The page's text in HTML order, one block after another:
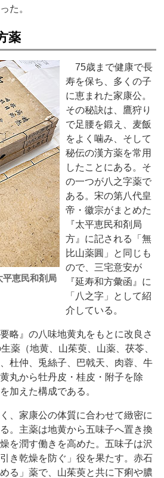
た。
薬
平恵民和剤局
75歳まで健康で長
寿を保ち、多くの子
に恵まれた家康公。
その秘訣は、鷹狩り
で足腰を鍛え、麦飯
をよく噛み、そして
秘伝の漢方薬を常用
したことにある。そ
の一つが八之字薬で
ある。宋の第八代皇
帝・徽宗がまとめた
『太平恵民和剤局
方』に記される「無
比山薬圓」と同じも
ので、三宅意安が
『延寿和方彙函』に
「八之字」として紹
介している。
略』の八味地黄丸をもとに改良さ
薬（地黄、山茱萸、山薬、茯苓、
杜仲、兎絲子、巴戟天、肉蓉、牛
丸から牡丹皮・桂皮・附子を除
加えた構成である。
、家康公の体質に合わせて緻密に
。主薬は地黄から五味子へ置き換
を潤す働きを高めた。五味子は沢
き乾燥を防ぐ」役を果たす。赤石
る」薬で、山茱萸と共に下痢や膿